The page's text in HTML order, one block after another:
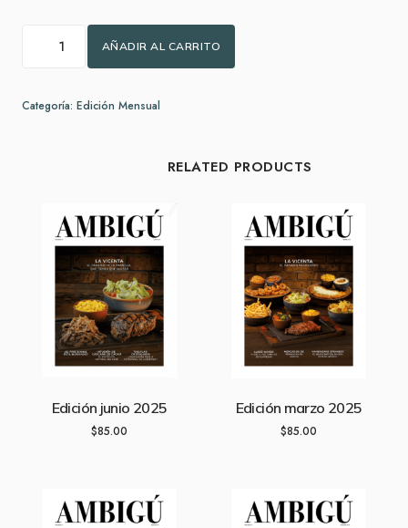
AÑADIR AL CARRITO
Categoría: Edición Mensual
RELATED PRODUCTS
Edición junio 2025
$85.00
Edición marzo 2025
$85.00